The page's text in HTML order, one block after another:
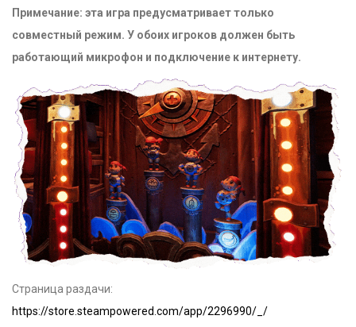
Примечание: эта игра предусматривает только
совместный режим. У обоих игроков должен быть
работающий микрофон и подключение к интернету.
Страница раздачи:
https://store.steampowered.com/app/2296990/_/